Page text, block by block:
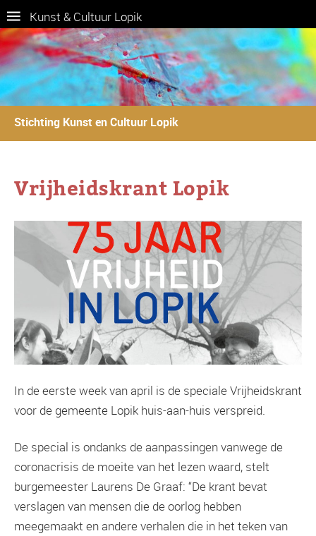
Kunst & Cultuur Lopik
Stichting Kunst en Cultuur Lopik
Vrijheidskrant Lopik
In de eerste week van april is de speciale Vrijheidskrant
voor de gemeente Lopik huis-aan-huis verspreid.
De special is ondanks de aanpassingen vanwege de
coronacrisis de moeite van het lezen waard, stelt
burgemeester Laurens De Graaf: “De krant bevat
verslagen van mensen die de oorlog hebben
meegemaakt en andere verhalen die in het teken van